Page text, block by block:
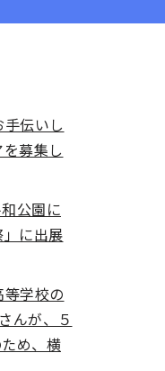
手伝いし
募集し
公園に
に出展
学校の
んが、５
め、横